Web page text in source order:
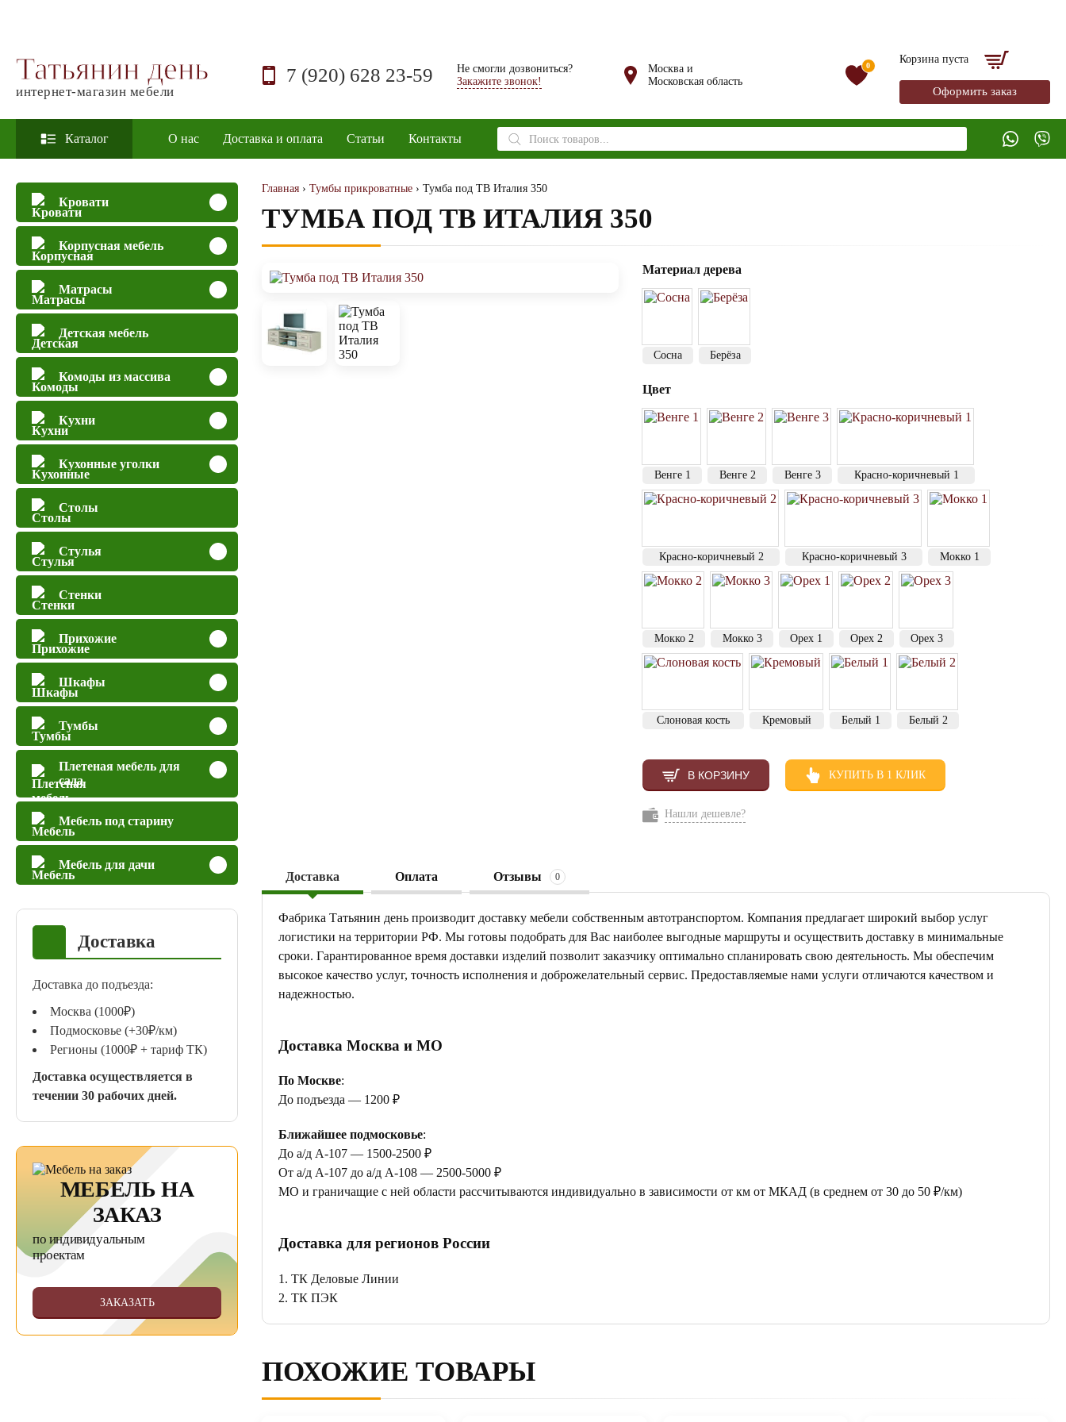
Татьянин день
интернет-магазин мебели
7 (920) 628 23-59
Не смогли дозвониться?
Закажите звонок!
Москва и
Московская область
0
Корзина пуста
Оформить заказ
Каталог О нас Доставка и оплата Статьи Контакты
Поиск
товаров
Кровати
Корпусная мебель
Матрасы
Детская мебель
Комоды из массива
Кухни
Кухонные уголки
Столы
Стулья
Стенки
Прихожие
Шкафы
Тумбы
Плетеная мебель для
сада
Мебель под старину
Мебель для дачи
Доставка
Доставка до подъезда:
Москва (1000₽)
Подмосковье (+30₽/км)
Регионы (1000₽ + тариф ТК)
Доставка осуществляется в
течении 30 рабочих дней.
МЕБЕЛЬ НА
ЗАКАЗ
по индивидуальным
проектам
ЗАКАЗАТЬ
Главная › Тумбы прикроватные › Тумба под ТВ Италия 350
ТУМБА ПОД ТВ ИТАЛИЯ 350
Материал дерева
Сосна Берёза
Цвет
Венге 1 Венге 2 Венге 3 Красно-коричневый 1
Красно-коричневый 2 Красно-коричневый 3 Мокко 1
Мокко 2 Мокко 3 Орех 1 Орех 2 Орех 3
Слоновая кость Кремовый Белый 1 Белый 2
В КОРЗИНУ КУПИТЬ В 1 КЛИК
Нашли дешевле?
Доставка Оплата Отзывы 0
Фабрика Татьянин день производит доставку мебели собственным автотранспортом. Компания предлагает широкий выбор услуг
логистики на территории РФ. Мы готовы подобрать для Вас наиболее выгодные маршруты и осуществить доставку в минимальные
сроки. Гарантированное время доставки изделий позволит заказчику оптимально спланировать свою деятельность. Мы обеспечим
высокое качество услуг, точность исполнения и доброжелательный сервис. Предоставляемые нами услуги отличаются качеством и
надежностью.
Доставка Москва и МО
По Москве:
До подъезда — 1200 ₽
Ближайшее подмосковье:
До а/д А-107 — 1500-2500 ₽
От а/д А-107 до а/д А-108 — 2500-5000 ₽
МО и граничащие с ней области рассчитываются индивидуально в зависимости от км от МКАД (в среднем от 30 до 50 ₽/км)
Доставка для регионов России
1. ТК Деловые Линии
2. ТК ПЭК
ПОХОЖИЕ ТОВАРЫ